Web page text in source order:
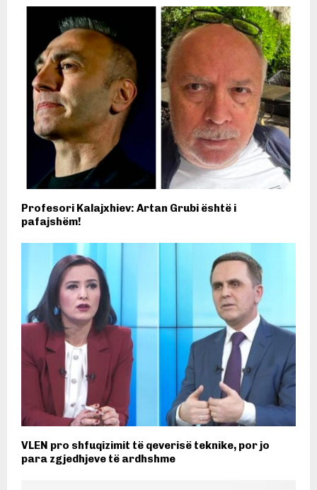
Profesori Kalajxhiev: Artan Grubi është i
pafajshëm!
VLEN pro shfuqizimit të qeverisë teknike, por jo
para zgjedhjeve të ardhshme